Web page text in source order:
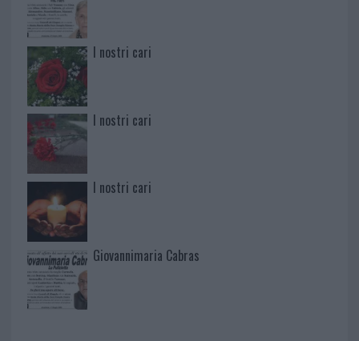
I nostri cari
I nostri cari
I nostri cari
Giovannimaria Cabras